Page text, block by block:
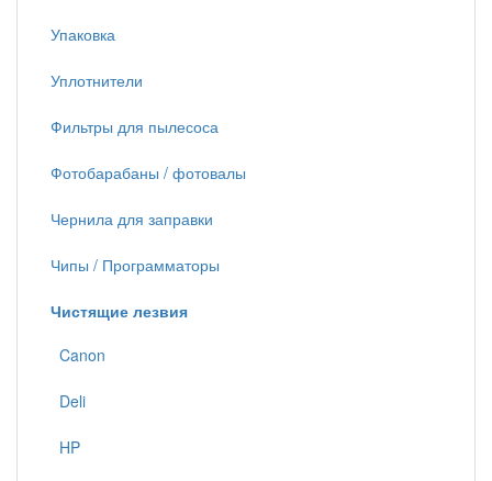
Упаковка
Уплотнители
Фильтры для пылесоса
Фотобарабаны / фотовалы
Чернила для заправки
Чипы / Программаторы
Чистящие лезвия
Canon
Deli
HP